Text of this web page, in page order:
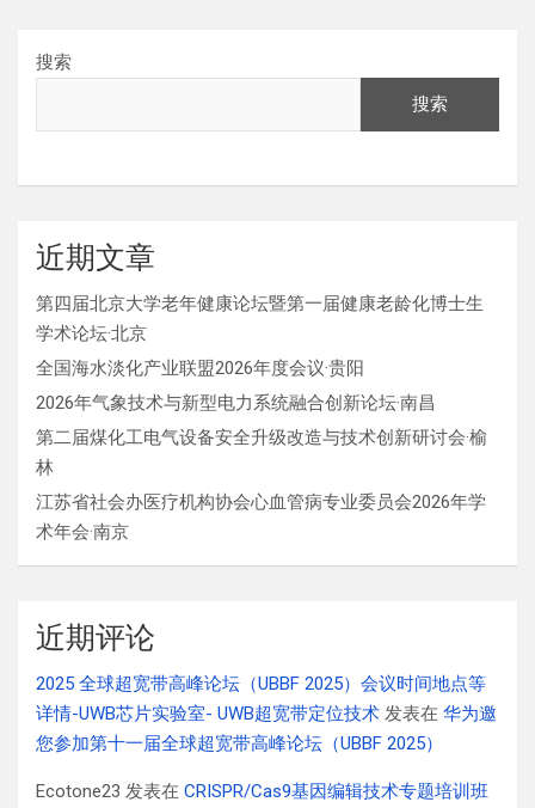
搜索
搜索
近期文章
第四届北京大学老年健康论坛暨第一届健康老龄化博士生
学术论坛·北京
全国海水淡化产业联盟2026年度会议·贵阳
2026年气象技术与新型电力系统融合创新论坛·南昌
第二届煤化工电气设备安全升级改造与技术创新研讨会·榆
林
江苏省社会办医疗机构协会心血管病专业委员会2026年学
术年会·南京
近期评论
2025 全球超宽带高峰论坛（UBBF 2025）会议时间地点等
详情-UWB芯片实验室- UWB超宽带定位技术 发表在 华为邀
您参加第十一届全球超宽带高峰论坛（UBBF 2025）
Ecotone23 发表在 CRISPR/Cas9基因编辑技术专题培训班